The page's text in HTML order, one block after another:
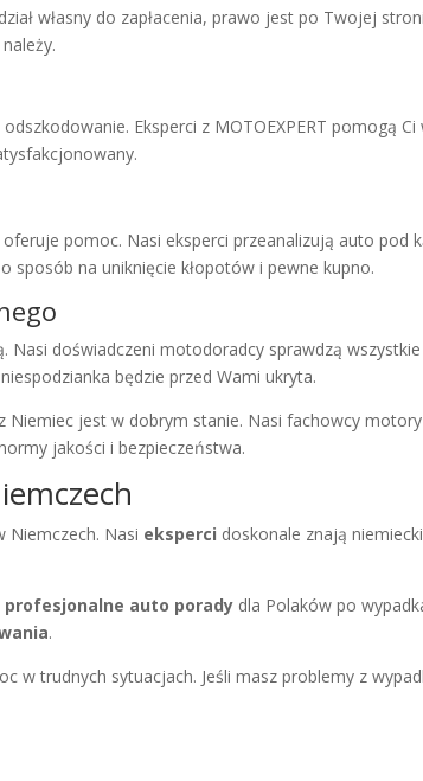
własny do zapłacenia, prawo jest po Twojej
Eksperci z MOTOEXPERT pomogą
oferuje pomoc. Nasi eksperci przeanalizują auto pod
sposób na uniknięcie kłopotów i pewne kupno.
. Nasi doświadczeni motodoradcy sprawdzą
będzie przed Wami ukryta.
Niemiec jest w dobrym stanie. Nasifachowcy
jakości i bezpieczeństwa.
Niemczech. Nasi eksperci doskonale znają
profesjonalne auto porady dla Polaków po
.
w trudnych sytuacjach. Jeśli masz problemy z